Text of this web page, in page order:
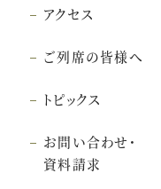
アクセス
ご列席の皆様へ
トピックス
お問い合わせ・
資料請求